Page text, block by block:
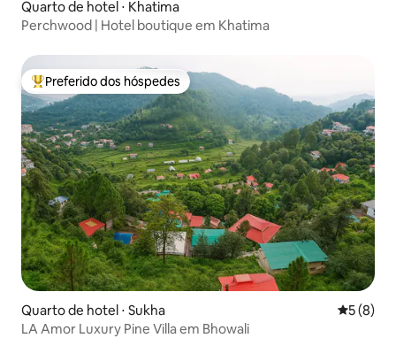
Quarto de hotel ⋅ Khatima
Perchwood | Hotel boutique em Khatima
Entre os melhores preferidos dos hóspedes
Preferido dos hóspedes
Quarto de hotel ⋅ Sukha 5 de
5 (8)
LA Amor Luxury Pine Villa em Bhowali